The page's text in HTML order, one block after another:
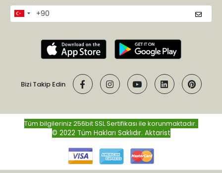
Bizi Takip Edin
Tüm bilgileriniz 256bit SSL Sertifikası ile korunmaktadır.
© 2022 Tüm Hakları Saklıdır. Aktarist